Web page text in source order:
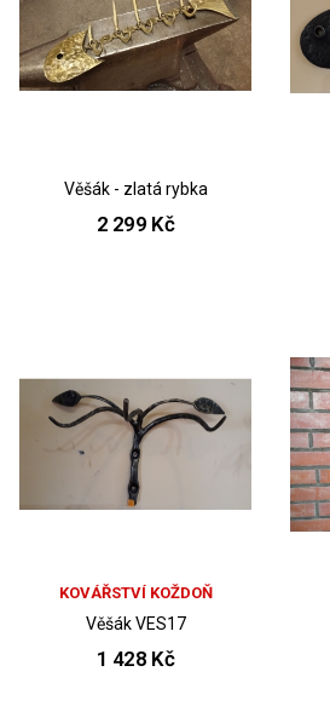
Věšák - zlatá rybka
2 299 Kč
KOVÁŘSTVÍ KOŽDOŇ
Věšák VES17
1 428 Kč